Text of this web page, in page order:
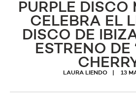
PURPLE DISCO
CELEBRA EL
DISCO DE
ESTRENO DE
LAURA LIENDO 13